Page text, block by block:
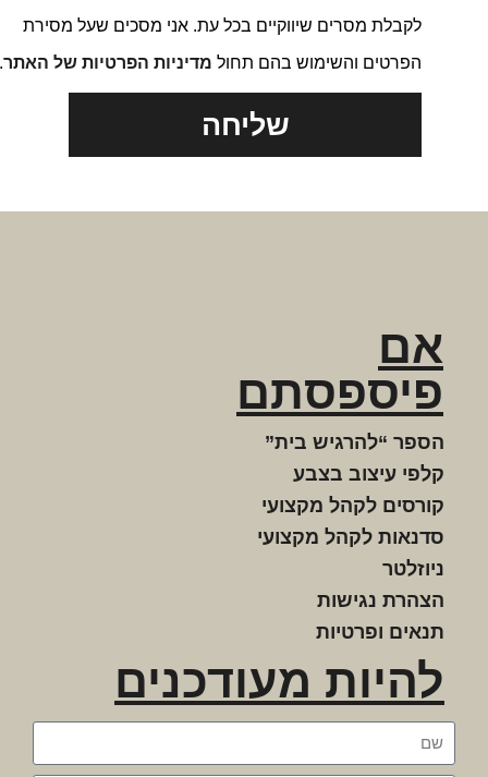
לקבלת מסרים שיווקיים בכל עת. אני מסכים שעל מסירת
הפרטים והשימוש בהם תחולמדיניות הפרטיות של האתר.
שליחה
אם
פיספסתם
הספר “להרגיש בית”
קלפי עיצוב בצבע
קורסים לקהל מקצועי
סדנאות לקהל מקצועי
ניוזלטר
הצהרת נגישות
תנאים ופרטיות
להיות מעודכנים